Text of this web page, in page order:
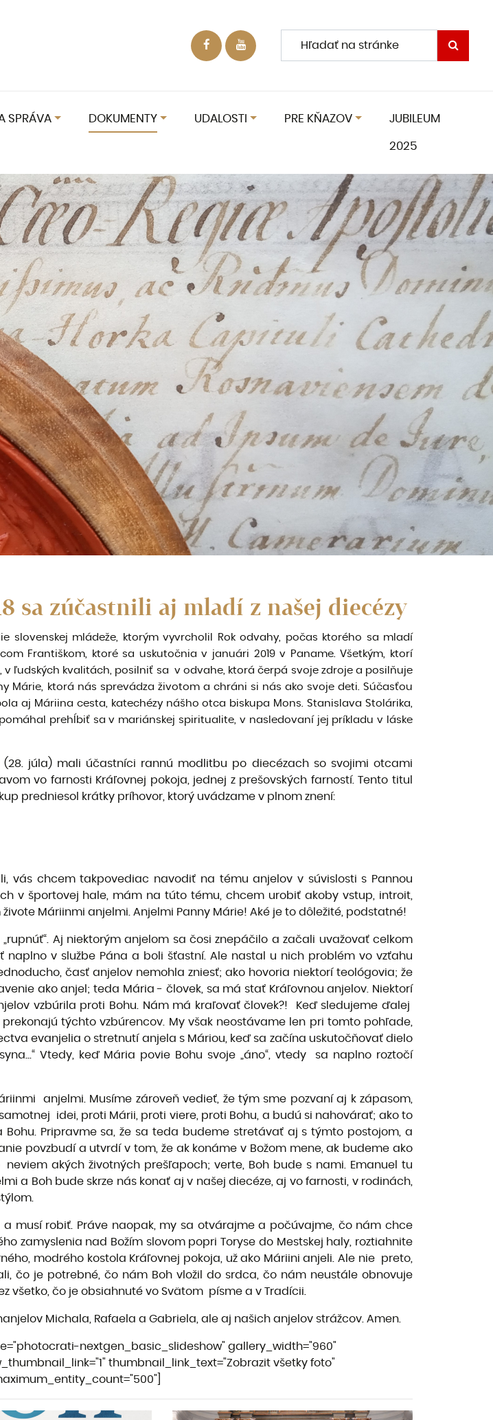
SPRÁVA DOKUMENTY UDALOSTI PRE KŇAZOV JUBILEUM
2025
sa zúčastnili aj mladí z našej diecézy
slovenskej mládeže, ktorým vyvrcholil Rok odvahy, počas ktorého sa mladí
Františkom, ktoré sa uskutočnia v januári 2019 v Paname. Všetkým, ktorí
v ľudských kvalitách, posilniť sa v odvahe, ktorá čerpá svoje zdroje a posilňuje
Márie, ktorá nás sprevádza životom a chráni si nás ako svoje deti. Súčasťou
aj Máriina cesta, katechézy nášho otca biskupa Mons. Stanislava Stolárika,
prehĺbiť sa v mariánskej spiritualite, v nasledovaní jej príkladu v láske
júla) mali účastníci rannú modlitbu po diecézach so svojimi otcami
vo farnosti Kráľovnej pokoja, jednej z prešovských farností. Tento titul
predniesol krátky príhovor, ktorý uvádzame v plnom znení:
vás chcem takpovediac navodiť na tému anjelov v súvislosti s Pannou
v športovej hale, mám na túto tému, chcem urobiť akoby vstup, introit,
Máriinmi anjelmi. Anjelmi Panny Márie! Aké je to dôležité, podstatné!
Aj niektorým anjelom sa čosi znepáčilo a začali uvažovať celkom
v službe Pána a boli šťastní. Ale nastal u nich problém vo vzťahu
časť anjelov nemohla zniesť; ako hovoria niektorí teológovia; že
ako anjel; teda Mária - človek, sa má stať Kráľovnou anjelov. Niektorí
vzbúrila proti Bohu. Nám má kraľovať človek?! Keď sledujeme ďalej
týchto vzbúrencov. My však neostávame len pri tomto pohľade,
evanjelia o stretnutí anjela s Máriou, keď sa začína uskutočňovať dielo
Vtedy, keď Mária povie Bohu svoje „áno“, vtedy sa naplno roztočí
anjelmi. Musíme zároveň vedieť, že tým sme pozvaní aj k zápasom,
idei, proti Márii, proti viere, proti Bohu, a budú si nahovárať; ako to
Pripravme sa, že sa teda budeme stretávať aj s týmto postojom, a
povzbudí a utvrdí v tom, že ak konáme v Božom mene, ak budeme ako
akých životných prešľapoch; verte, Boh bude s nami. Emanuel tu
a Boh bude skrze nás konať aj v našej diecéze, aj vo farnosti, v rodinách,
musí robiť. Práve naopak, my sa otvárajme a počúvajme, čo nám chce
zamyslenia nad Božím slovom popri Toryse do Mestskej haly, roztiahnite
modrého kostola Kráľovnej pokoja, už ako Máriini anjeli. Ale nie preto,
čo je potrebné, čo nám Boh vložil do srdca, čo nám neustále obnovuje
všetko, čo je obsiahnuté vo Svätom písme a v Tradícii.
Michala, Rafaela a Gabriela, ale aj našich anjelov strážcov. Amen.
nextgen_basic_slideshow" gallery_width="960"
thumbnail_link_text="Zobrazit všetky foto"